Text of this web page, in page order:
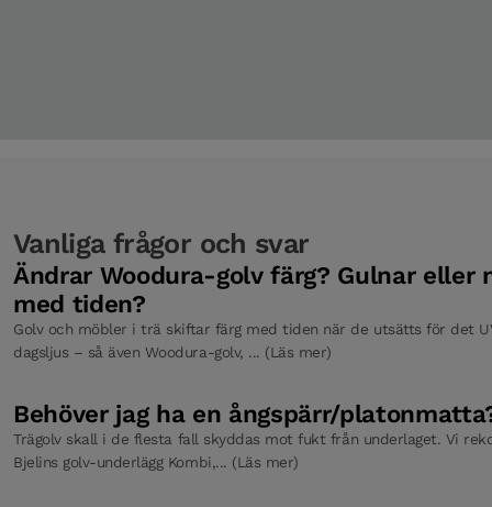
Tröskel falsad Powder White Ek 93 × 830 mm Pro Mattlack
Vanliga frågor och svar
Ändrar Woodura-golv färg? Gulnar eller
med tiden?
Golv och möbler i trä skiftar färg med tiden när de utsätts för det
dagsljus – så även Woodura-golv, ... (Läs mer)
Behöver jag ha en ångspärr/
Trägolv skall i de flesta fall skyddas mot fukt från underlaget. Vi
Bjelins golv-underlägg Kombi,... (Läs mer)